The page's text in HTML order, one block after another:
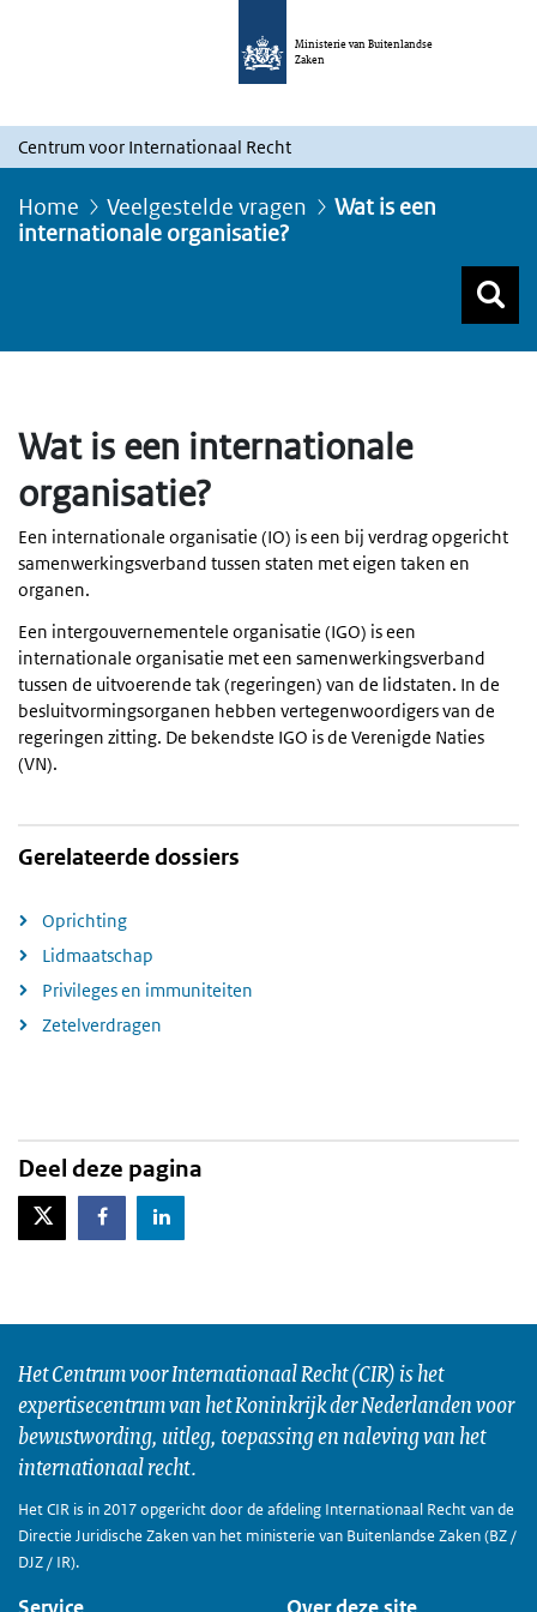
Ministerie van Buitenlandse
Zaken
Centrum voor Internationaal Recht
Home Veelgestelde vragen
Wat is een
internationale organisatie?
Wat is een internationale
organisatie?
Een internationale organisatie (IO) is een bij verdrag opgericht
samenwerkingsverband tussen staten met eigen taken en
organen.
Een intergouvernementele organisatie (IGO) is een
internationale organisatie met een samenwerkingsverband
tussen de uitvoerende tak (regeringen) van de lidstaten. In de
besluitvormingsorganen hebben vertegenwoordigers van de
regeringen zitting. De bekendste IGO is de Verenigde Naties
(VN).
Gerelateerde dossiers
Oprichting
Lidmaatschap
Privileges en immuniteiten
Zetelverdragen
Deel deze pagina
X-TwitterFacebookLinkedIn
Het Centrum voor Internationaal Recht (CIR) is het
expertisecentrum van het Koninkrijk der Nederlanden voor
bewustwording, uitleg, toepassing en naleving van het
internationaal recht.
Het CIR is in 2017 opgericht door de afdeling Internationaal Recht van de
Directie Juridische Zaken van het ministerie van Buitenlandse Zaken (BZ /
DJZ / IR).